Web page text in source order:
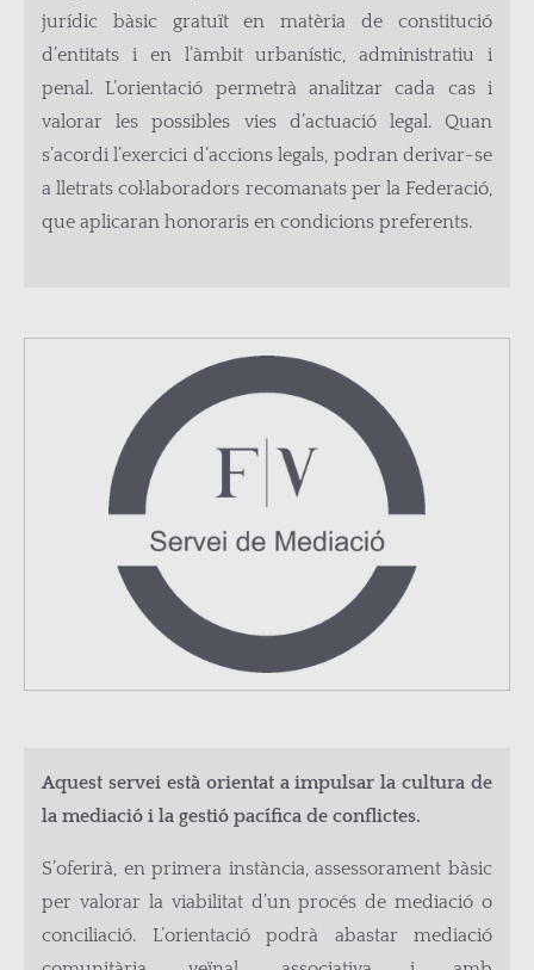
jurídic bàsic gratuït en matèria de constitució
d’entitats i en l’àmbit urbanístic, administratiu i
penal. L’orientació permetrà analitzar cada cas i
valorar les possibles vies d’actuació legal. Quan
s’acordi l’exercici d’accions legals, podran derivar-se
a lletrats col·laboradors recomanats per la Federació,
que aplicaran honoraris en condicions preferents.
Aquest servei està orientat a impulsar la cultura de
la mediació i la gestió pacífica de conflictes.
S’oferirà, en primera instància, assessorament bàsic
per valorar la viabilitat d’un procés de mediació o
conciliació. L’orientació podrà abastar mediació